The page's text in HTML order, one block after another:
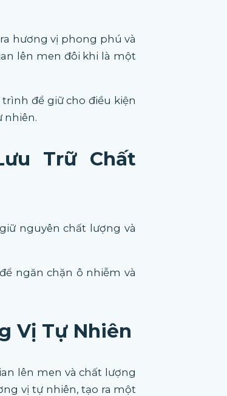
hương vị phong phú và
lên men đôi khi là một
để giữ cho điều kiện
nhiên.
Trữ Chất
nguyên chất lượng và
ngăn chặn ô nhiễm và
Vị Tự Nhiên
lên men và chất lượng
vị tự nhiên, tạo ra một